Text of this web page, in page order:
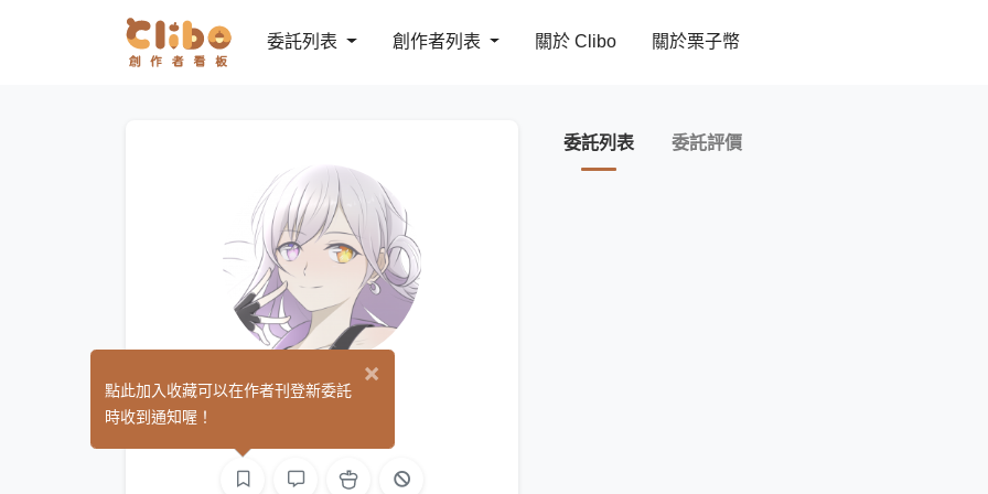
委託列表 創作者列表 關於 Clibo 關於栗子幣
i澄海月
委託列表 委託評價
×
點此加入收藏可以在作者刊登新委託
時收到通知喔！